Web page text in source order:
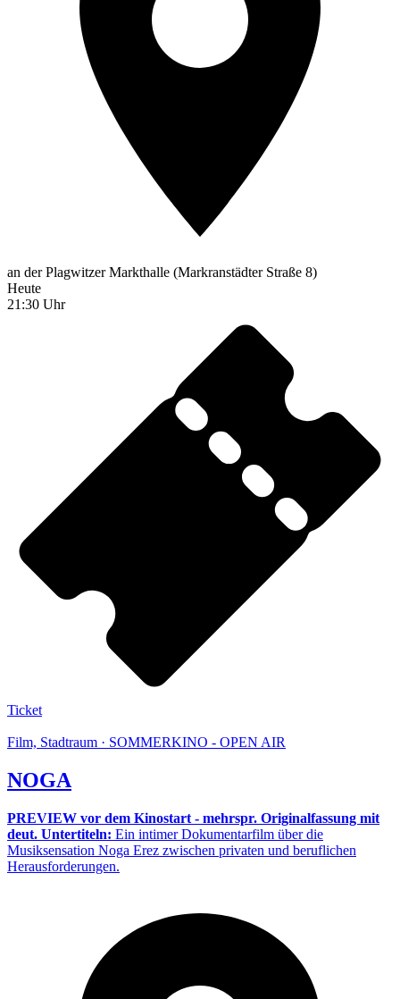
an der Plagwitzer Markthalle (Markranstädter Straße 8)
Heute
21:30 Uhr
Ticket
Film, Stadtraum · SOMMERKINO - OPEN AIR
NOGA
PREVIEW vor dem Kinostart - mehrspr. Originalfassung mit
deut. Untertiteln: Ein intimer Dokumentarfilm über die
Musiksensation Noga Erez zwischen privaten und beruflichen
Herausforderungen.